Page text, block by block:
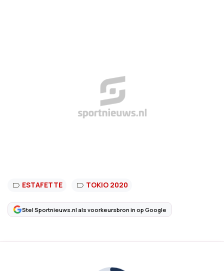
ESTAFETTE TOKIO 2020
Stel Sportnieuws.nl als voorkeursbron in op Google